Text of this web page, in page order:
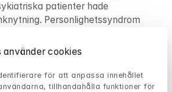
cookies
för att anpassa innehållet
tillhandahålla funktioner för
patienter hade
Personlighetssyndrom
hos dessa personer och
och relationsproblem.